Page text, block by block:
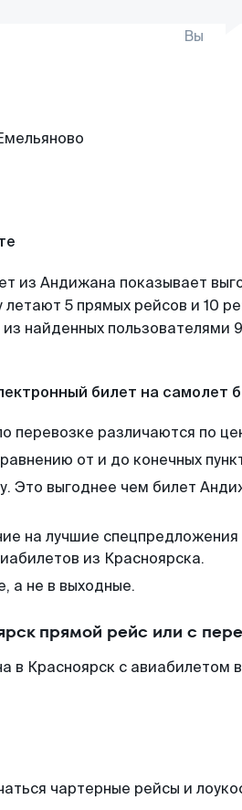
Вы
из Андижана показывает
5 прямых рейсов и 10
найденных пользователями
билет на самолет
перевозке различаются по
от и до конечных
Это выгоднее чем билет
на лучшие
из Красноярска.
а не в выходные.
прямой рейс или с
Красноярск с авиабилетом
чартерные рейсы и